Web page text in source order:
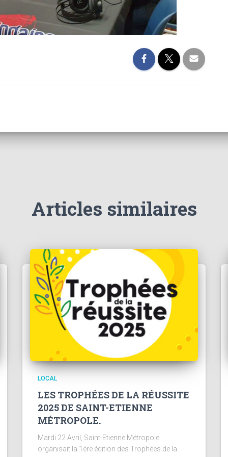
Articles similaires
LOCAL
LES TROPHÉES DE LA RÉUSSITE
2025 DE SAINT-ETIENNE
MÉTROPOLE.
Mardi 22 Avril, Saint-Etienne Métropole
organisait la 1ère édition des Trophées de la